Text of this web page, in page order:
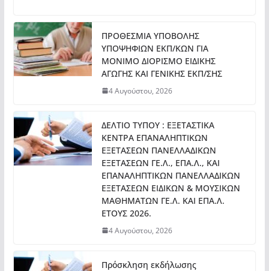
ΠΡΟΘΕΣΜΙΑ ΥΠΟΒΟΛΗΣ
ΥΠΟΨΗΦΙΩΝ ΕΚΠ/ΚΩΝ ΓΙΑ
ΜΟΝΙΜΟ ΔΙΟΡΙΣΜΟ ΕΙΔΙΚΗΣ
ΑΓΩΓΗΣ ΚΑΙ ΓΕΝΙΚΗΣ ΕΚΠ/ΣΗΣ
4 Αυγούστου, 2026
ΔΕΛΤΙΟ ΤΥΠΟΥ : ΕΞΕΤΑΣΤΙΚΑ
ΚΕΝΤΡΑ ΕΠΑΝΑΛΗΠΤΙΚΩΝ
ΕΞΕΤΑΣΕΩΝ ΠΑΝΕΛΛΑΔΙΚΩΝ
ΕΞΕΤΑΣΕΩΝ ΓΕ.Λ., ΕΠΑ.Λ., ΚΑΙ
ΕΠΑΝΑΛΗΠΤΙΚΩΝ ΠΑΝΕΛΛΑΔΙΚΩΝ
ΕΞΕΤΑΣΕΩΝ ΕΙΔΙΚΩΝ & ΜΟΥΣΙΚΩΝ
ΜΑΘΗΜΑΤΩΝ ΓΕ.Λ. ΚΑΙ ΕΠΑ.Λ.
ΕΤΟΥΣ 2026.
4 Αυγούστου, 2026
Πρόσκληση εκδήλωσης